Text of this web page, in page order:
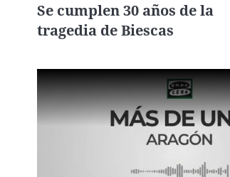
Se cumplen 30 años de la
tragedia de Biescas